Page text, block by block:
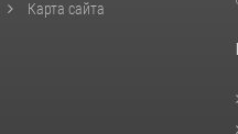
Карта сайта